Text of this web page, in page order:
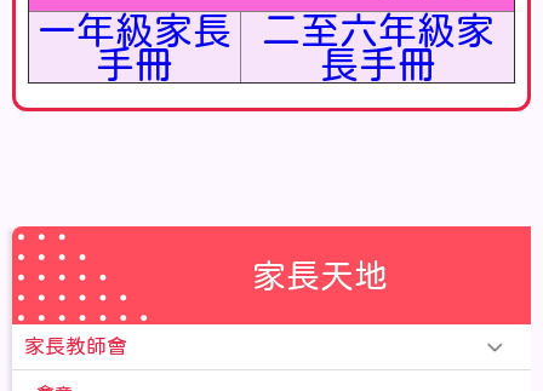
一年級家長
手冊
二至六年級家
長手冊
家長天地
家長教師會